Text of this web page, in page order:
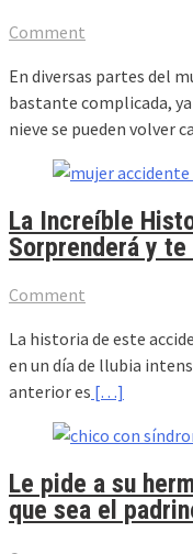
Comment
En diversas partes del
bastante complicada,
nieve se pueden volver
La Increíble
Sorprenderá y te
Comment
La historia de este
en un día de llubia
anterior es […]
Le pide a su
que sea el